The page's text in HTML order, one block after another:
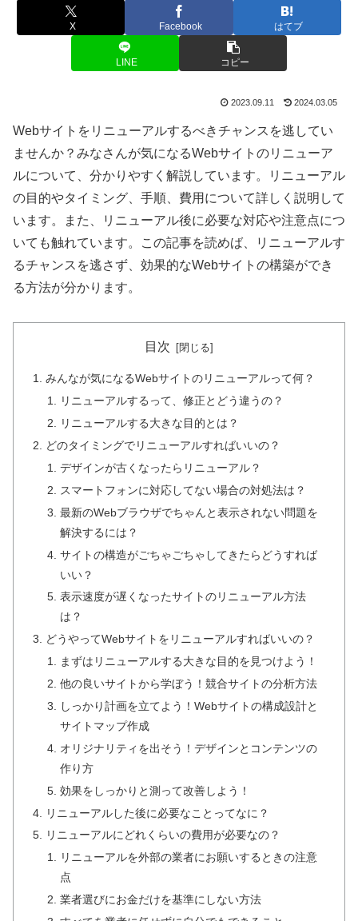
X Facebook はてブ
LINE コピー
2023.09.11 2024.03.05
Webサイトをリニューアルするべきチャンスを逃してい
ませんか？みなさんが気になるWebサイトのリニューア
ルについて、分かりやすく解説しています。リニューアル
の目的やタイミング、手順、費用について詳しく説明して
います。また、リニューアル後に必要な対応や注意点につ
いても触れています。この記事を読めば、リニューアルす
るチャンスを逃さず、効果的なWebサイトの構築ができ
る方法が分かります。
目次
みんなが気になるWebサイトのリニューアルって何？
リニューアルするって、修正とどう違うの？
リニューアルする大きな目的とは？
どのタイミングでリニューアルすればいいの？
デザインが古くなったらリニューアル？
スマートフォンに対応してない場合の対処法は？
最新のWebブラウザでちゃんと表示されない問題を
解決するには？
サイトの構造がごちゃごちゃしてきたらどうすれば
いい？
表示速度が遅くなったサイトのリニューアル方法
は？
どうやってWebサイトをリニューアルすればいいの？
まずはリニューアルする大きな目的を見つけよう！
他の良いサイトから学ぼう！競合サイトの分析方法
しっかり計画を立てよう！Webサイトの構成設計と
サイトマップ作成
オリジナリティを出そう！デザインとコンテンツの
作り方
効果をしっかりと測って改善しよう！
リニューアルした後に必要なことってなに？
リニューアルにどれくらいの費用が必要なの？
リニューアルを外部の業者にお願いするときの注意
点
業者選びにお金だけを基準にしない方法